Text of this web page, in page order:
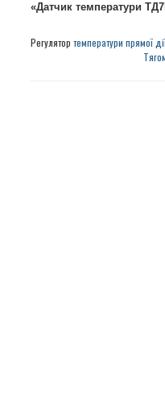
«Датчик температури
Регулятор температури прямої